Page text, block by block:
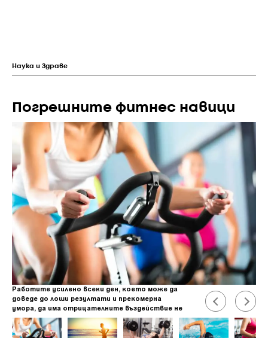
Наука и Здраве
Погрешните фитнес навици
Работите усилено всеки ден, което може да
доведе до лоши резултати и прекомерна
умора, да има отрицателните въздействие не
само върху мускулите, но и върху
метаболитнитепроцеси, имунната и